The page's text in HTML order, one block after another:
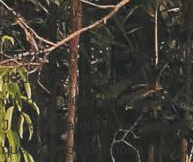
profissionais.
Em relação às crianças,
de 11 anos que chegou
internado. Geralmente, os
Já esse garoto ficou quase
que fizemos um novo